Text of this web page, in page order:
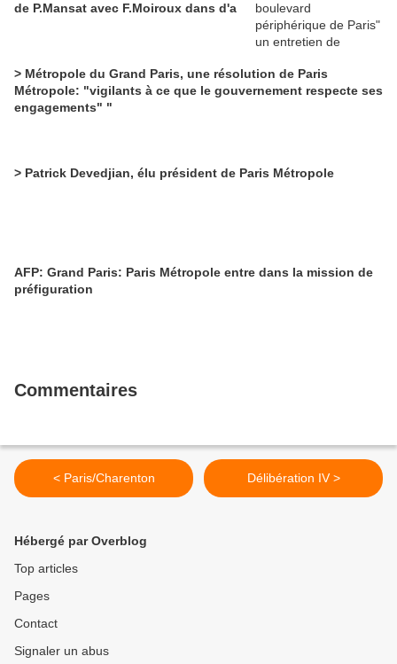
de P.Mansat avec F.Moiroux dans d'a
> Métropole du Grand Paris, une résolution de Paris
Métropole: "vigilants à ce que le gouvernement respecte ses
engagements" "
> Patrick Devedjian, élu président de Paris Métropole
AFP: Grand Paris: Paris Métropole entre dans la mission de
préfiguration
Commentaires
< Paris/Charenton Délibération IV >
Hébergé par Overblog
Top articles
Pages
Contact
Signaler un abus